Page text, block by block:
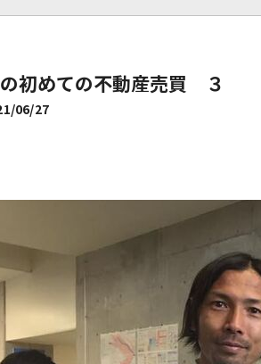
初めての不動産売買 ３
06/27